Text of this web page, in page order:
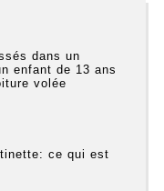
dans un
enfant de 13 ans
volée
ce qui est